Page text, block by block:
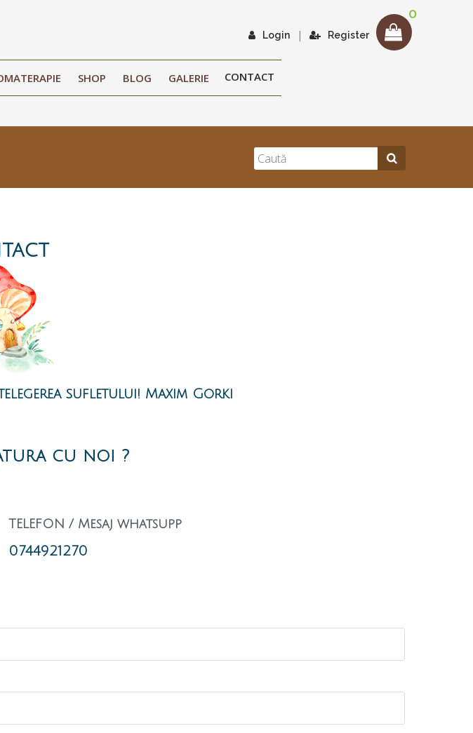
Login | Register
0
SHOP BLOG GALERIE CONTACT
sufletului! Maxim Gorki
cu noi ?
TELEFON / Mesaj whatsupp
0744921270